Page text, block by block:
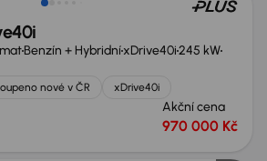
Benzín + HybridníxDrive40i245 kW
nové v ČR xDrive40i
Akční cena
970 000 Kč